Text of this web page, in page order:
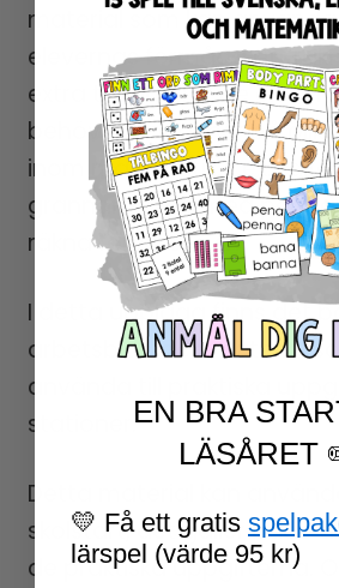
material som kan
elevernas förmåga att
extra träning för de elever
behöver träna mer på
inom matematik, t.ex.
grannar, räkna med
räkna föremål o.s.v.
I detta upplägg finns det
arbetsblad och material
använda till praktiska
stationer.
Detta material kan
skolstart, det gäller både
de praktiska uppgifterna.
EN BRA
LÄSÅRET
💛 Få ett gratis
lärspel (värde 95 kr)